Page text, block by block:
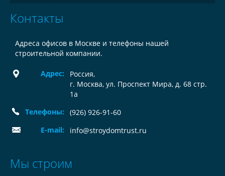
Контакты
Адреса офисов в Москве и телефоны нашей
строительной компании.
Адрес: Россия,
г. Москва, ул. Проспект Мира, д. 68 стр.
1а
Телефоны:
(926) 926-91-60
E-mail:
info@stroydomtrust.ru
Мы строим